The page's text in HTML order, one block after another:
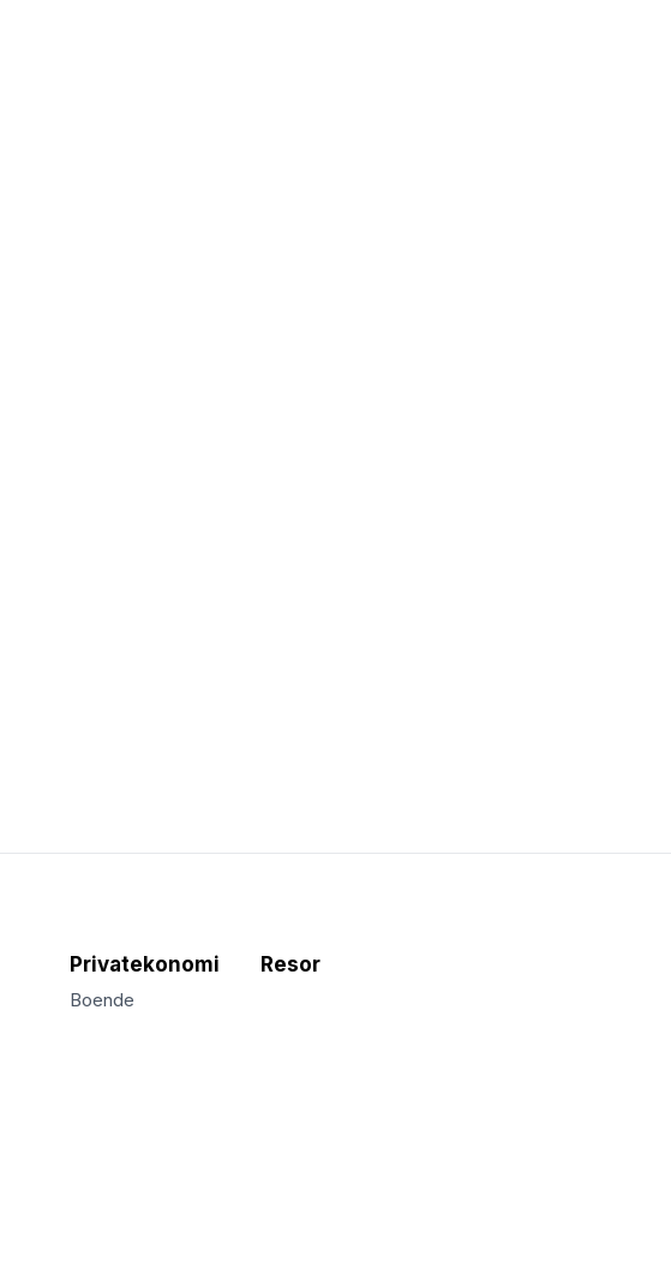
Privatekonomi
Boende
Resor